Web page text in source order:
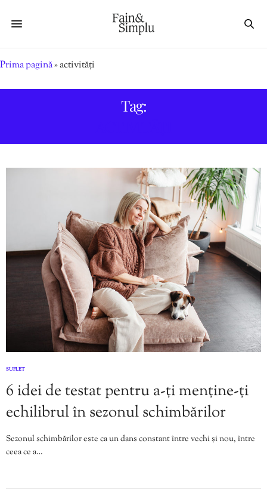
Prima pagină»activități
Tag:
SUFLET
6 idei de testat pentru a-ți menține-ți
echilibrul în sezonul schimbărilor
Sezonul schimbărilor este ca un dans constant între vechi și nou, între
ceea ce a…